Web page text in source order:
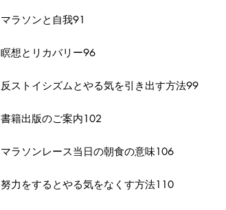
マラソンと自我91
瞑想とリカバリー96
反ストイシズムとやる気を引き出す方法99
書籍出版のご案内102
マラソンレース当日の朝食の意味106
努力をするとやる気をなくす方法110